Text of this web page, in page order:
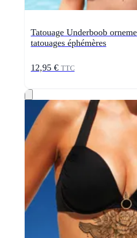
Tatouage Underboob
tatouages éphémères
12,95 € TTC